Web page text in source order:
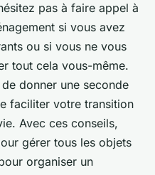
pas à faire appel à
si vous avez
ou si vous ne vous
tout cela vous-même.
donner une seconde
faciliter votre transition
Avec ces conseils,
gérer tous les objets
organiser un